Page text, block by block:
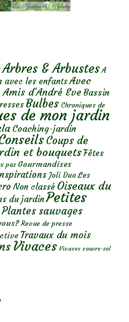
Arbres & Arbustes A
avec les enfantsAvec
d'André Eve Bassin
Bulbes Chroniques de
de mon jardin
Coaching-jardin
Coups de
et bouquetsFêtes
pas Gourmandises
Joli Duo Les
Non classé Oiseaux du
du jardinPetites
Plantes sauvages
Revue de presse
Travaux du mois
Vivaces Vivaces couvre-sol